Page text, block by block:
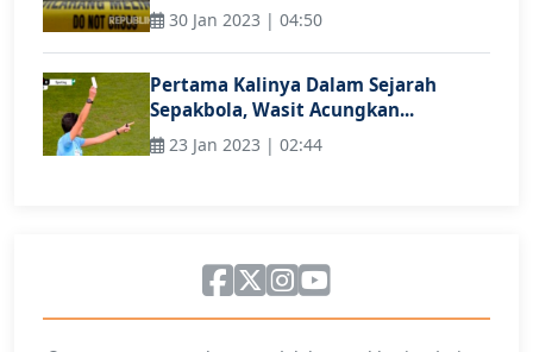
30 Jan 2023 | 04:50
Pertama Kalinya Dalam Sejarah
Sepakbola, Wasit Acungkan...
23 Jan 2023 | 02:44